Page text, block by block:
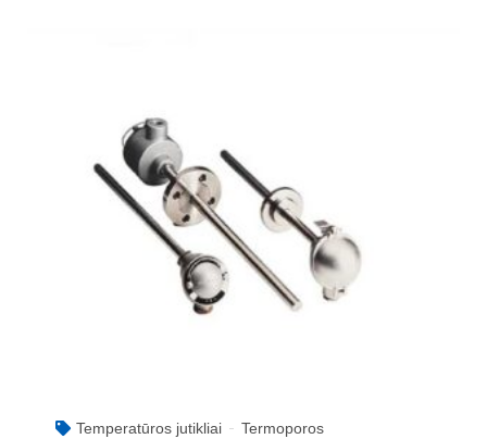
Temperatūros jutikliai Termoporos